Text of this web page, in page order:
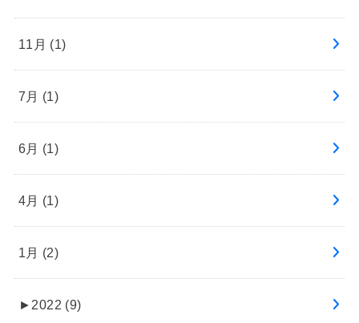
11月 (1)
7月 (1)
6月 (1)
4月 (1)
1月 (2)
► 2022 (9)